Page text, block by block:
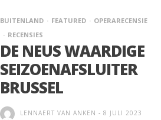
BUITENLAND FEATURED
OPERARECENSIE
RECENSIES
DE NEUS WAARDIGE
SEIZOENAFSLUITER
BRUSSEL
LENNAERT VAN ANKEN - 8 JULI 2023